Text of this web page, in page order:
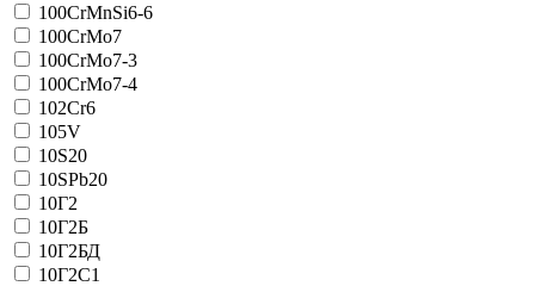
100CrMnSi6-6
100CrMo7
100CrMo7-3
100CrMo7-4
102Cr6
105V
10S20
10SPb20
10Г2
10Г2Б
10Г2БД
10Г2С1